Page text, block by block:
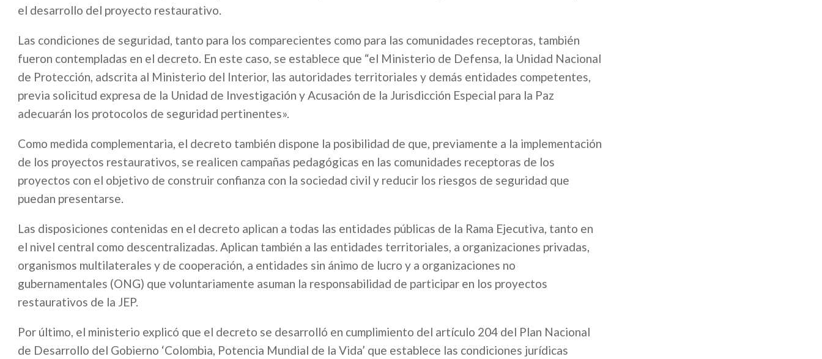
el desarrollo del proyecto restaurativo.
Las condiciones de seguridad, tanto para los comparecientes como para las comunidades receptoras, también
fueron contempladas en el decreto. En este caso, se establece que “el Ministerio de Defensa, la Unidad Nacional
de Protección, adscrita al Ministerio del Interior, las autoridades territoriales y demás entidades competentes,
previa solicitud expresa de la Unidad de Investigación y Acusación de la Jurisdicción Especial para la Paz
adecuarán los protocolos de seguridad pertinentes».
Como medida complementaria, el decreto también dispone la posibilidad de que, previamente a la implementación
de los proyectos restaurativos, se realicen campañas pedagógicas en las comunidades receptoras de los
proyectos con el objetivo de construir confianza con la sociedad civil y reducir los riesgos de seguridad que
puedan presentarse.
Las disposiciones contenidas en el decreto aplican a todas las entidades públicas de la Rama Ejecutiva, tanto en
el nivel central como descentralizadas. Aplican también a las entidades territoriales, a organizaciones privadas,
organismos multilaterales y de cooperación, a entidades sin ánimo de lucro y a organizaciones no
gubernamentales (ONG) que voluntariamente asuman la responsabilidad de participar en los proyectos
restaurativos de la JEP.
Por último, el ministerio explicó que el decreto se desarrolló en cumplimiento del artículo 204 del Plan Nacional
de Desarrollo del Gobierno ‘Colombia, Potencia Mundial de la Vida’ que establece las condiciones jurídicas